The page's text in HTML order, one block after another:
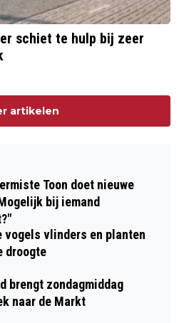
schiet te hulp bij zeer
artikelen
Toon doet nieuwe
bij iemand
vogels vlinders en planten
droogte
brengt zondagmiddag
naar de Markt